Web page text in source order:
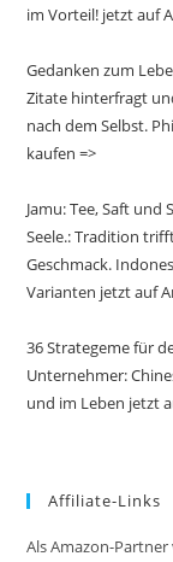
im Vorteil! jetzt auf
Gedanken zum
Zitate hinterfragt
nach dem Selbst.
kaufen =>
Jamu: Tee, Saft
Seele.: Tradition
Geschmack.
Varianten jetzt auf
36 Strategeme für
Unternehmer:
und im Leben jetzt
Affiliate-Links
Als Amazon-